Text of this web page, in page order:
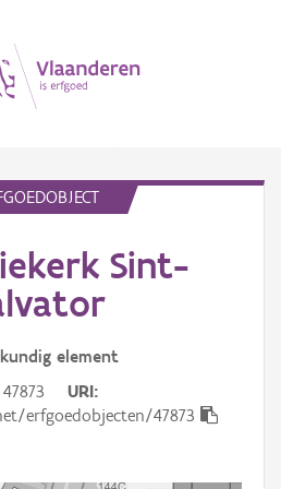
Sint-
element
47873
URI
erfgoedobjecten/47873